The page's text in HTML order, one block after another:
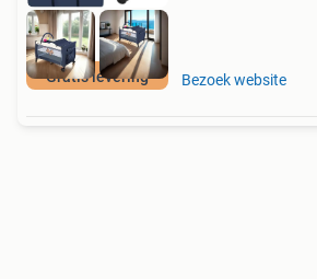
Gratis levering Bezoek website